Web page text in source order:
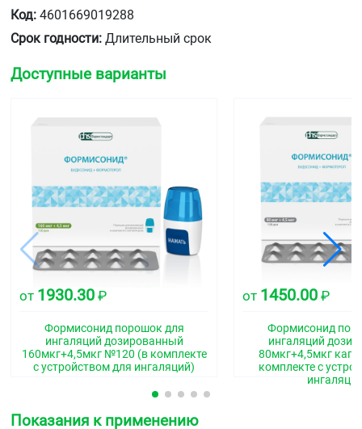
Код: 4601669019288
Срок годности: Длительный срок
Доступные варианты
от 1930.30 ₽
Формисонид порошок для
ингаляций дозированный
160мкг+4,5мкг №120 (в комплекте
с устройством для ингаляций)
от 1450.00 ₽
Формисонид
ингаляций
80мкг+4,5мкг
комплекте с
Показания к применению